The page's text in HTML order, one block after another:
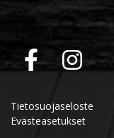
Tietosuojaseloste
Evästeasetukset